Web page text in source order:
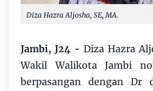
Diza Hazra Aljosha, SE, MA.
Jambi, J24 - Diza Hazra
Wakil Walikota Jambi
berpasangan dengan Dr